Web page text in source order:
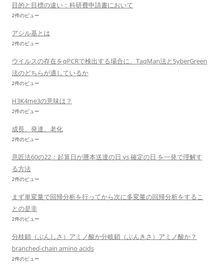
目的と目標の違い：科研費申請書において
2件のビュー
アシル基とは
2件のビュー
ウイルスの存在をqPCRで検出する場合に、TaqMan法とSyberGreen
法のどちらが適しているか
2件のビュー
H3K4me3の意味は？
2件のビュー
成長、発達、老化
2件のビュー
意匠法60の22：起算日が謄本送達の日 vs 確定の日 を一発で理解す
る方法
2件のビュー
まず単変量で回帰分析を行ってから次に多変量の回帰分析をするこ
との是非
2件のビュー
分枝鎖（ぶんしさ）アミノ酸か分岐鎖（ぶんきさ）アミノ酸か？
branched-chain amino acids
2件のビュー